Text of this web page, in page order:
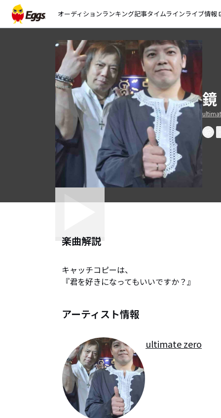
オーディションランキング記事タイムラインライブ情報
鏡
楽曲解説
キャッチコピーは、
『君を好きになってもいいですか？』
アーティスト情報
ultimate zero